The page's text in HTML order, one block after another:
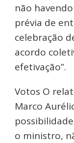
não
prévia de
celebração
acordo
efetivação”.
Votos O
Marco
o ministro,